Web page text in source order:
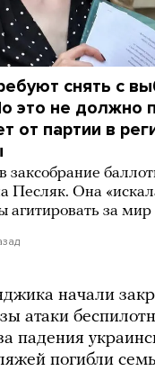
снять с
это не должно
от партии в
заксобрание
Песляк. Она
агитировать за мир
начали
атаки
падения
погибли